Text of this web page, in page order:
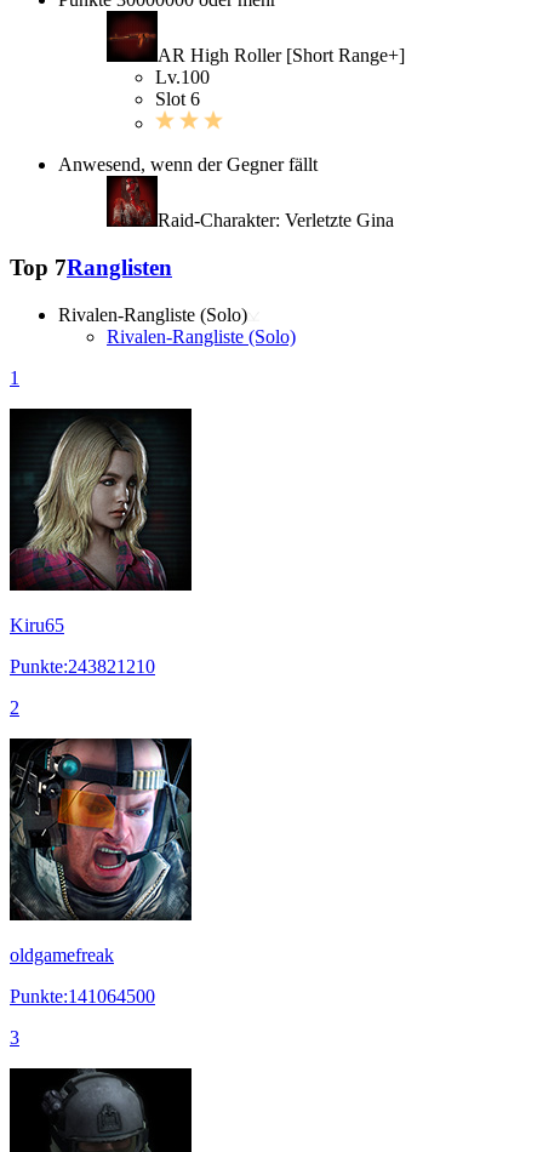
AR High Roller [Short Range+]
Lv.100
Slot 6
Anwesend, wenn der Gegner fällt
Raid-Charakter: Verletzte Gina
Top 7Ranglisten
Rivalen-Rangliste (Solo)
Rivalen-Rangliste (Solo)
1
Kiru65
Punkte:243821210
2
oldgamefreak
Punkte:141064500
3